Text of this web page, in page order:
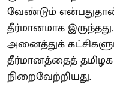
வேண்டும்
தீர்மானமாக
அனைத்துக்
தீர்மானத்தைத் தமிழக
நிறைவேற்றியது.